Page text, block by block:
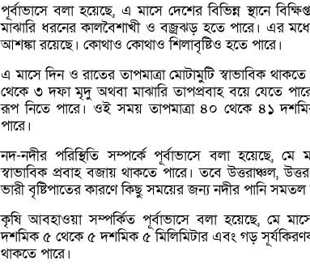
পূর্বাভাসে বলা হয়েছে, এ মাসে দেশের বিভিন্ন স্থানে
মাঝারি ধরনের কালবৈশাখী ও বজ্রঝড় হতে পারে। এর
আশঙ্কা রয়েছে। কোথাও কোথাও শিলাবৃষ্টিও হতে পারে।
এ মাসে দিন ও রাতের তাপমাত্রা মোটামুটি স্বাভাবিক
থেকে ৩ দফা মৃদু অথবা মাঝারি তাপপ্রবাহ বয়ে যেতে
রূপ নিতে পারে। ওই সময় তাপমাত্রা ৪০ থেকে ৪১
পারে।
নদ-নদীর পরিস্থিতি সম্পর্কে পূর্বাভাসে বলা হয়েছে,
স্বাভাবিক প্রবাহ বজায় থাকতে পারে। তবে উত্তরাঞ্চল, উত্তর-
ভারী বৃষ্টিপাতের কারণে কিছু সময়ের জন্য নদীর পানি সমতল
কৃষি আবহাওয়া সম্পর্কিত পূর্বাভাসে বলা হয়েছে, মে
দশমিক ৫ থেকে ৫ দশমিক ৫ মিলিমিটার এবং গড়
থাকতে পারে।